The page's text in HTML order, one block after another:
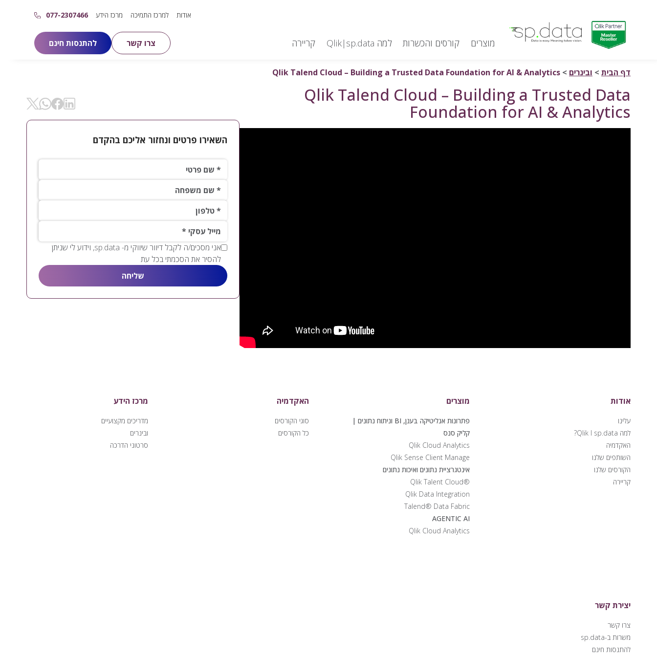
לדלג לתוכן
מוצרים קורסים והכשרות למה Qlik|sp.data קריירה
אודות למרכז התמיכה מרכז הידע 077-2307466
צרו קשר להתנסות חינם
דף הבית > ובינרים >
Qlik Talend Cloud – Building a Trusted Data Foundation for AI & Analytics
Qlik Talend Cloud – Building a Trusted Data
Foundation for AI & Analytics
השאירו פרטים ונחזור אליכם בהקדם
שם פרטי*
שם משפחה*
טלפון*
*מייל עסקי
אני מסכים/ה לקבל דיוור שיווקי מ- sp.data, וידוע לי שניתן
להסיר את הסכמתי בכל עת
אודות
עלינו
למה Qlik I sp.data?
האקדמיה
השותפים שלנו
הקורסים שלנו
קריירה
מוצרים
פתרונות אנליטיקה בענן, BI וניתוח נתונים |
קליק סנס
Qlik Cloud Analytics
Qlik Sense Client Manage
אינטגרציית נתונים ואיכות נתונים
®Qlik Talent Cloud
Qlik Data Integration
Talend® Data Fabric
AGENTIC AI
Qlik Cloud Analytics
האקדמיה
סוגי הקורסים
כל הקורסים
מרכז הידע
מדריכים מקצועיים
ובינרים
סרטוני הדרכה
יצירת קשר
צרו קשר
משרות ב-sp.data
להתנסות חינם